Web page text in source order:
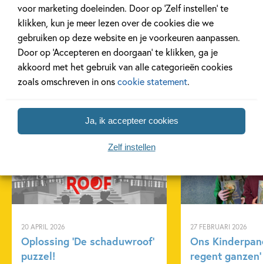
voor marketing doeleinden. Door op ‘Zelf instellen’ te
klikken, kun je meer lezen over de cookies die we
gebruiken op deze website en je voorkeuren aanpassen.
Door op ‘Accepteren en doorgaan’ te klikken, ga je
akkoord met het gebruik van alle categorieën cookies
zoals omschreven in onscookie statement.
Ja, ik accepteer cookies
Zelf instellen
Gerelateerde artikelen
20 APRIL 2026
Oplossing ‘De schaduwroof’
puzzel!
27 FEBRUARI 2026
Ons
regent ganzen’